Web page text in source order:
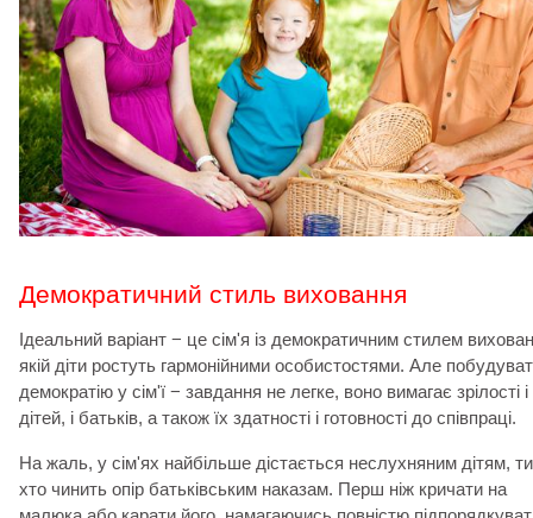
Демократичний стиль виховання
Ідеальний варіант − це сім'я із демократичним стилем
якій діти ростуть гармонійними особистостями. Але
демократію у сім'ї − завдання не легке, воно вимагає зрілості і
дітей, і батьків, а також їх здатності і готовності до співпраці.
На жаль, у сім'ях найбільше дістається неслухняним дітям,
хто чинить опір батьківським наказам. Перш ніж кричати на